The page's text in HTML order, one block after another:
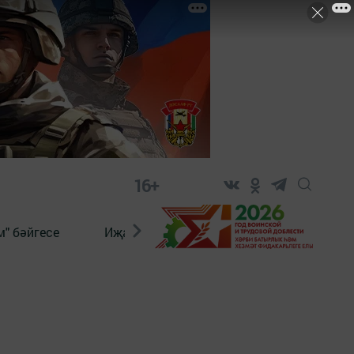
16+
бәйгесе Иҗат Реклама Онлайн